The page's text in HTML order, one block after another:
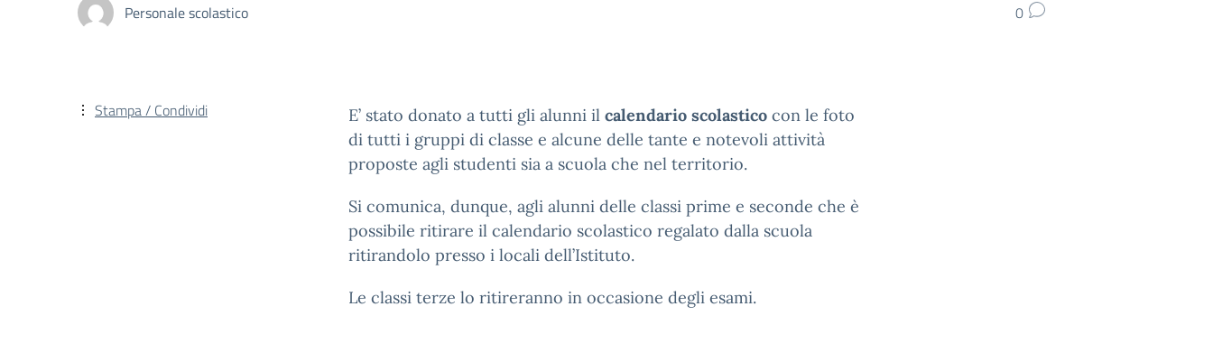
Personale scolastico 0
E’ stato donato a tutti gli alunni il calendario scolastico con le foto
di tutti i gruppi di classe e alcune delle tante e notevoli attività
proposte agli studenti sia a scuola che nel territorio.
Si comunica, dunque, agli alunni delle classi prime e seconde che è
possibile ritirare il calendario scolastico regalato dalla scuola
ritirandolo presso i locali dell’Istituto.
Le classi terze lo ritireranno in occasione degli esami.
Stampa / Condividi